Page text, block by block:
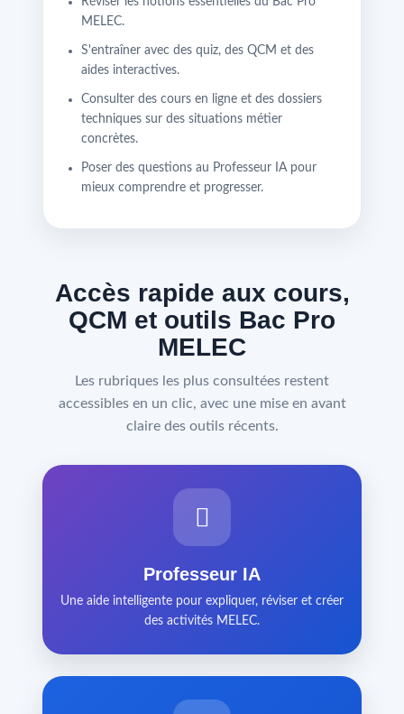
MELEC.
S'entraîner avec des quiz, des QCM et des
aides interactives.
Consulter des cours en ligne et des dossiers
techniques sur des situations métier
concrètes.
Poser des questions au Professeur IA pour
mieux comprendre et progresser.
Accès rapide aux cours,
QCM et outils Bac Pro
MELEC
Les rubriques les plus consultées restent
accessibles en un clic, avec une mise en avant
claire des outils récents.
Professeur IA
Une aide intelligente pour expliquer, réviser et créer
des activités MELEC.